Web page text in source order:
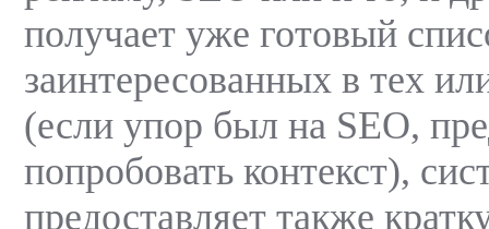
получает уже готовый
заинтересованных в тех
(если упор был на SEO,
попробовать контекст),
предоставляет также